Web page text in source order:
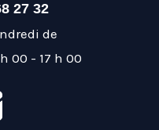
27 32
de
00 - 17 h 00